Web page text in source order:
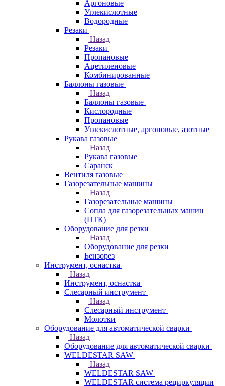
Аргоновые
Углекислотные
Водородные
Резаки
Назад
Резаки
Пропановые
Ацетиленовые
Комбинированные
Баллоны газовые
Назад
Баллоны газовые
Кислородные
Пропановые
Углекислотные, аргоновые, азотные
Рукава газовые
Назад
Рукава газовые
Саранск
Вентиля газовые
Газорезательные машины
Назад
Газорезательные машины
Сопла для газорезательных машин
(ПТК)
Оборудование для резки
Назад
Оборудование для резки
Бензорез
Инструмент, оснастка
Назад
Инструмент, оснастка
Слесарный инструмент
Назад
Слесарный инструмент
Молотки
Оборудование для автоматической сварки
Назад
Оборудование для автоматической сварки
WELDESTAR SAW
Назад
WELDESTAR SAW
WELDESTAR система рециркуляции